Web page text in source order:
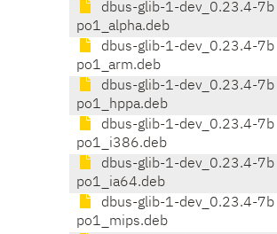
dbus-glib-1-dev_0.23.4-7b
po1_alpha.deb
dbus-glib-1-dev_0.23.4-7b
po1_arm.deb
dbus-glib-1-dev_0.23.4-7b
po1_hppa.deb
dbus-glib-1-dev_0.23.4-7b
po1_i386.deb
dbus-glib-1-dev_0.23.4-7b
po1_ia64.deb
dbus-glib-1-dev_0.23.4-7b
po1_mips.deb